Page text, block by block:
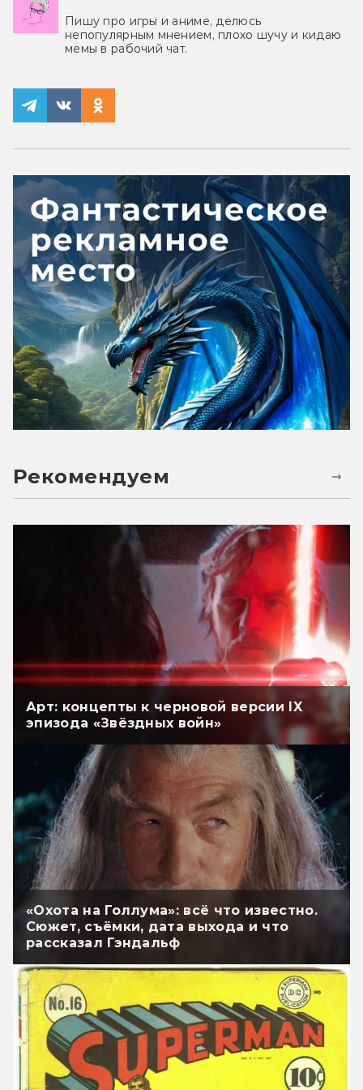
Пишу про игры и аниме, делюсь
непопулярным мнением, плохо шучу и кидаю
мемы в рабочий чат.
Рекомендуем
Арт: концепты к черновой версии IX
эпизода «Звёздных войн»
«Охота на Голлума»: всё что известно.
Сюжет, съёмки, дата выхода и что
рассказал Гэндальф